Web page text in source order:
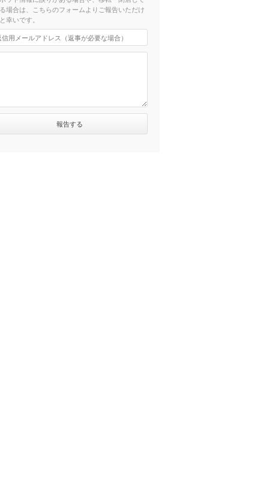
場合は、こちらのフォームよりご報告いただけ
幸いです。